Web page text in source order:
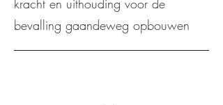
kracht en uithouding voor de
bevalling gaandeweg opbouwen